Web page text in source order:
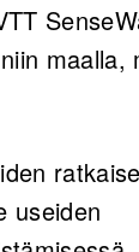
maalla,
useiden